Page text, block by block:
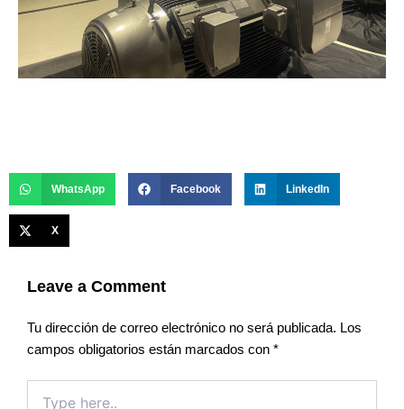
WhatsApp Facebook LinkedIn
X
Leave a Comment
Tu dirección de correo electrónico no será publicada. Los
campos obligatorios están marcados con *
here..